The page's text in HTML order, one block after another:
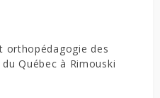
orthopédagogie des
Québec à Rimouski